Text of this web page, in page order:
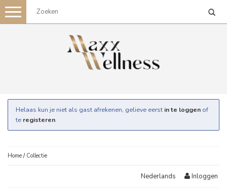
Toggle
navigation
Helaas kun je niet als gast afrekenen, gelieve eerst in te loggen of
te registeren.
Home / Collectie
Nederlands Inloggen